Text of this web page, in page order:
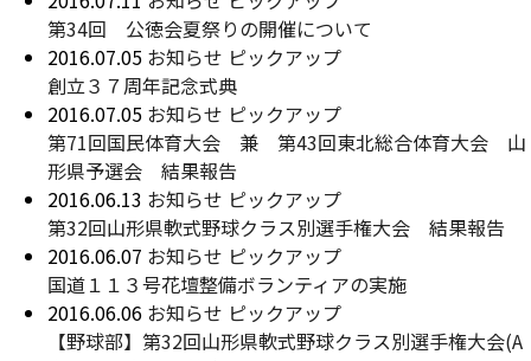
第34回 公徳会夏祭りの開催について
2016.07.05 お知らせ ピックアップ
創立３７周年記念式典
2016.07.05 お知らせ ピックアップ
第71回国民体育大会 兼 第43回東北総合体育大会 山
形県予選会 結果報告
2016.06.13 お知らせ ピックアップ
第32回山形県軟式野球クラス別選手権大会 結果報告
2016.06.07 お知らせ ピックアップ
国道１１３号花壇整備ボランティアの実施
2016.06.06 お知らせ ピックアップ
【野球部】第32回山形県軟式野球クラス別選手権大会(A